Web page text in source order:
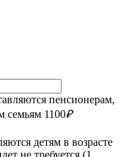
пенсионерам,
семьям 1100₽
детям в возрасте
не требуется (1